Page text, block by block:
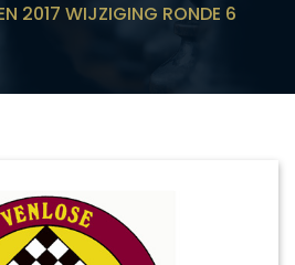
2017 WIJZIGING RONDE 6